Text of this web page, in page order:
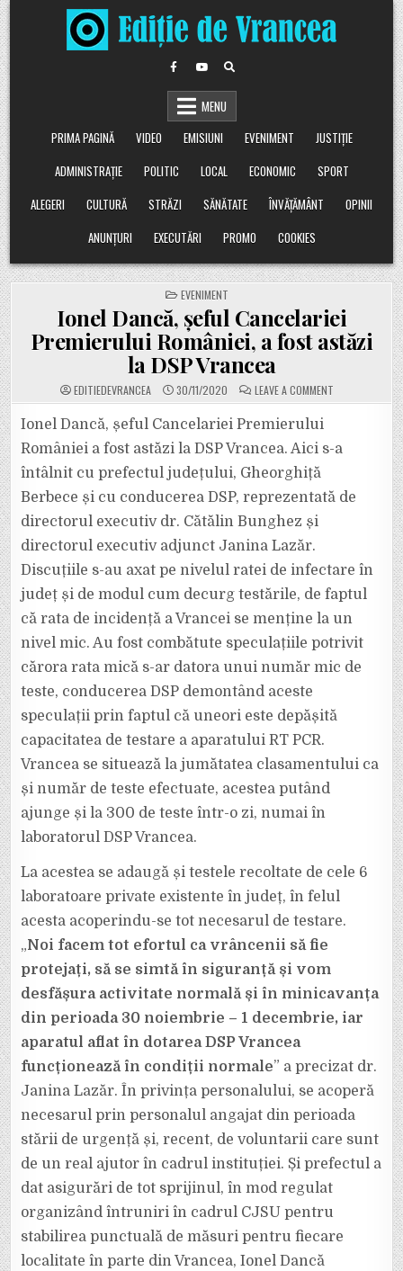
Skip
to
content
MENU
PRIMA PAGINĂ
VIDEO EMISIUNI EVENIMENT
JUSTIȚIE
ADMINISTRAȚIE
POLITIC LOCAL ECONOMIC
SPORT
ALEGERI
CULTURĂ STRĂZI SĂNĂTATE ÎNVĂȚĂMÂNT
OPINII
ANUNȚURI
EXECUTĂRI PROMO COOKIES
POSTED
IN
EVENIMENT
Ionel Dancă, șeful Cancelariei
Premierului României, a fost astăzi
la DSP Vrancea
EDITIEDEVRANCEA 30/11/2020 LEAVE A COMMENT
IONEL
PREMIERULUI
ROMÂNIEI,
LA
Ionel Dancă, șeful Cancelariei Premierului
României a fost astăzi la DSP Vrancea. Aici s-a
întâlnit cu prefectul județului, Gheorghiță
Berbece și cu conducerea DSP, reprezentată de
directorul executiv dr. Cătălin Bunghez și
directorul executiv adjunct Janina Lazăr.
Discuțiile s-au axat pe nivelul ratei de infectare în
județ și de modul cum decurg testările, de faptul
că rata de incidență a Vrancei se menține la un
nivel mic. Au fost combătute speculațiile potrivit
cărora rata mică s-ar datora unui număr mic de
teste, conducerea DSP demontând aceste
speculații prin faptul că uneori este depășită
capacitatea de testare a aparatului RT PCR.
Vrancea se situează la jumătatea clasamentului ca
și număr de teste efectuate, acestea putând
ajunge și la 300 de teste într-o zi, numai în
laboratorul DSP Vrancea.
La acestea se adaugă și testele recoltate de cele 6
laboratoare private existente în județ, în felul
acesta acoperindu-se tot necesarul de testare.
„Noi facem tot efortul ca vrâncenii să fie
protejați, să se simtă în siguranță și vom
desfășura activitate normală și în minicavanța
din perioada 30 noiembrie – 1 decembrie, iar
aparatul aflat în dotarea DSP Vrancea
funcționează în condiții normale” a precizat dr.
Janina Lazăr. În privința personalului, se acoperă
necesarul prin personalul angajat din perioada
stării de urgență și, recent, de voluntarii care sunt
de un real ajutor în cadrul instituției. Și prefectul a
dat asigurări de tot sprijinul, în mod regulat
organizând întruniri în cadrul CJSU pentru
stabilirea punctuală de măsuri pentru fiecare
localitate în parte din Vrancea, Ionel Dancă